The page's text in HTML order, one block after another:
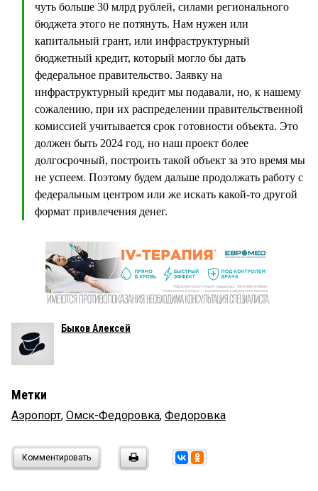
чуть больше 30 млрд рублей, силами регионального
бюджета этого не потянуть. Нам нужен или
капитальный грант, или инфраструктурный
бюджетный кредит, который могло бы дать
федеральное правительство. Заявку на
инфраструктурный кредит мы подавали, но, к нашему
сожалению, при их распределении правительственной
комиссией учитывается срок готовности объекта. Это
должен быть 2024 год, но наш проект более
долгосрочный, построить такой объект за это время мы
не успеем. Поэтому будем дальше продолжать работу с
федеральным центром или же искать какой-то другой
формат привлечения денег.
Быков Алексей
Метки
Аэропорт, Омск-Федоровка, Федоровка
Комментировать